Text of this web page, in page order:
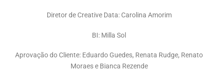
Diretor de Creative Data: Carolina Amorim
BI: Milla Sol
Aprovação do Cliente: Eduardo Guedes, Renata Rudge, Renato
Moraes e Bianca Rezende